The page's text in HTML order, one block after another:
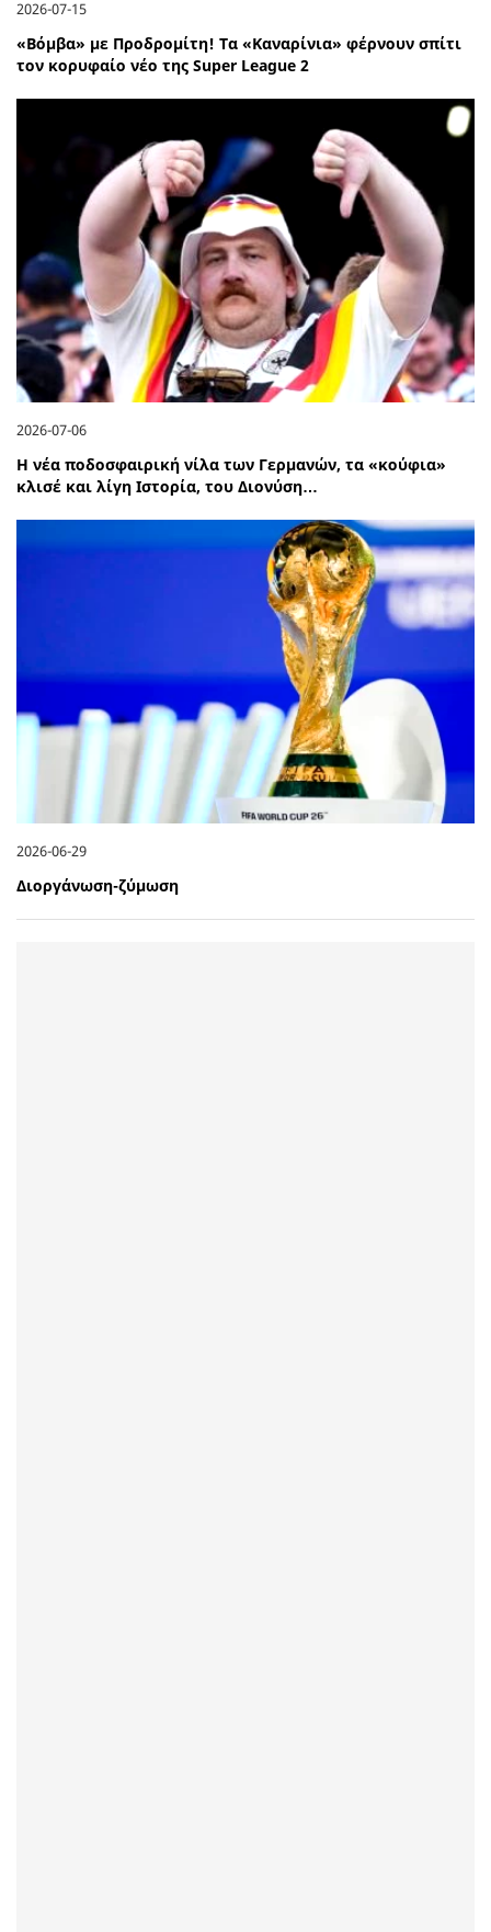
2026-07-15
«Βόμβα» με Προδρομίτη! Τα «Καναρίνια» φέρνουν σπίτι
τον κορυφαίο νέο της Super League 2
2026-07-06
Η νέα ποδοσφαιρική νίλα των Γερμανών, τα «κούφια»
κλισέ και λίγη Ιστορία, του Διονύση…
2026-06-29
Διοργάνωση-ζύμωση